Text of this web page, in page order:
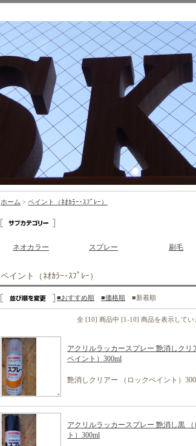
ホーム > ペイント（ﾈｵｶﾗｰ･ｽﾌﾟﾚｰ）
ネオカラー スプレー 刷毛
ペイント（ﾈｵｶﾗｰ･ｽﾌﾟﾚｰ）
■おすすめ順 ■価格順 ■新着順
全 [10] 商品中 [1-10] 商品を表示してい
アクリルラッカースプレー 艶消しクリ
ペイント）300ml
艶消しクリアー （ロックペイント）
アクリルラッカースプレー 艶消し黒
ト）300ml